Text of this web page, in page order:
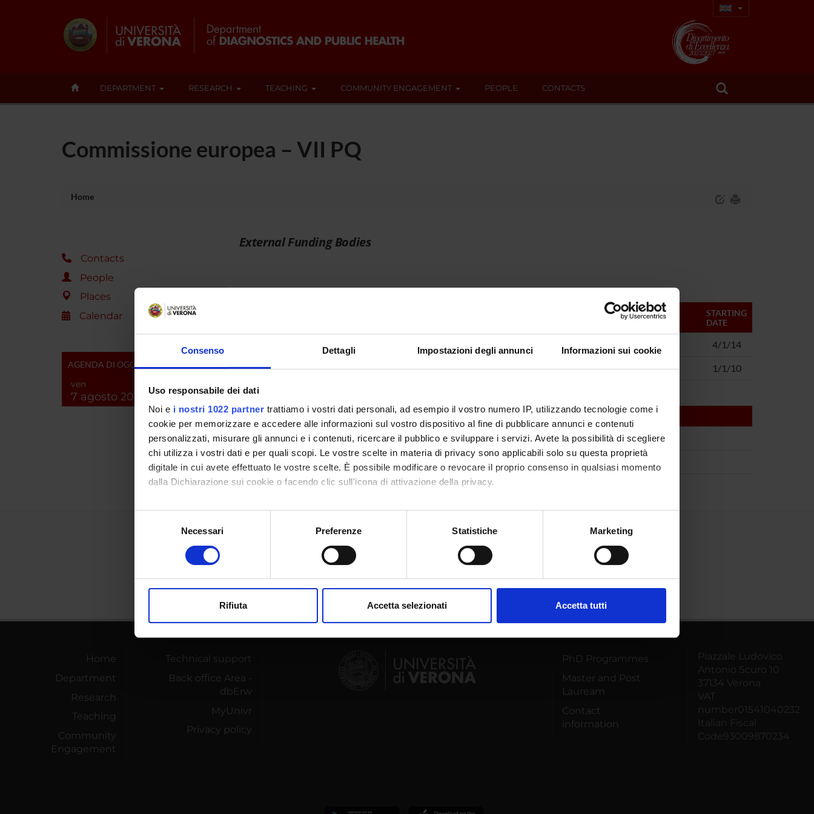
Consenso Dettagli Impostazioni degli annunci Informazioni sui cookie
Uso responsabile dei dati
Noi e i nostri 1022 partner trattiamo i vostri dati personali, ad esempio il vostro numero IP, utilizzando tecnologie come i
cookie per memorizzare e accedere alle informazioni sul vostro dispositivo al fine di pubblicare annunci e contenuti
personalizzati, misurare gli annunci e i contenuti, ricercare il pubblico e sviluppare i servizi. Avete la possibilità di scegliere
chi utilizza i vostri dati e per quali scopi. Le vostre scelte in materia di privacy sono applicabili solo su questa proprietà
digitale in cui avete effettuato le vostre scelte. È possibile modificare o revocare il proprio consenso in qualsiasi momento
dalla Dichiarazione sui cookie o facendo clic sull'icona di attivazione della privacy.
Con il tuo consenso, vorremmo anche:
raccogliere informazioni sulla tua posizione geografica, con un'approssimazione di qualche metro,
digitali).
modificare o ritirare il tuo consenso in qualsiasi momento dalla Dichiarazione sui cookie.
che hanno raccolto dal tuo utilizzo dei loro servizi.
Necessari Preferenze Statistiche Marketing
Rifiuta Accetta selezionati Accetta tutti
DEPARTMENT RESEARCH TEACHING COMMUNITY ENGAGEMENT PEOPLE CONTACTS
Commissione europea – VII PQ
Home
Contacts
People
Places
Calendar
AGENDA DI OGGI
ven
7 agosto 2026
External Funding Bodies
MANAGERS
STARTING
DATE
Francesco Amaddeo 4/1/14
Potenziale aritmogenico dei farmaci (ARITMO) Ugo Moretti 1/1/10
NUMBER
2014 1
2010 1
Home
Department
Research
Teaching
Community
Engagement
Technical support
Back office Area -
dbErw
MyUnivr
Privacy policy
PhD Programmes
Master and Post
Lauream
Contact
information
Piazzale Ludovico
Antonio Scuro 10
37134 Verona
VAT
number01541040232
Italian Fiscal
Code93009870234